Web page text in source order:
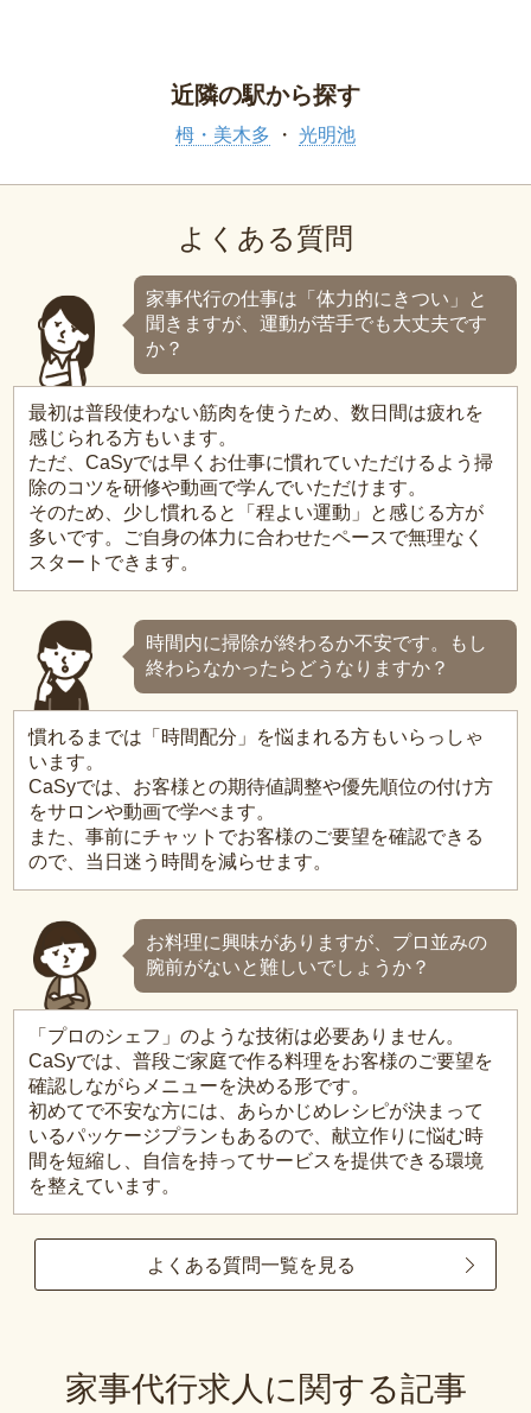
近隣の駅から探す
栂・美木多 光明池
よくある質問
家事代行の仕事は「体力的にきつい」と
聞きますが、運動が苦手でも大丈夫です
か？
最初は普段使わない筋肉を使うため、数日間は疲れを
感じられる方もいます。
ただ、CaSyでは早くお仕事に慣れていただけるよう掃
除のコツを研修や動画で学んでいただけます。
そのため、少し慣れると「程よい運動」と感じる方が
多いです。ご自身の体力に合わせたペースで無理なく
スタートできます。
時間内に掃除が終わるか不安です。もし
終わらなかったらどうなりますか？
慣れるまでは「時間配分」を悩まれる方もいらっしゃ
います。
CaSyでは、お客様との期待値調整や優先順位の付け方
をサロンや動画で学べます。
また、事前にチャットでお客様のご要望を確認できる
ので、当日迷う時間を減らせます。
お料理に興味がありますが、プロ並みの
腕前がないと難しいでしょうか？
「プロのシェフ」のような技術は必要ありません。
CaSyでは、普段ご家庭で作る料理をお客様のご要望を
確認しながらメニューを決める形です。
初めてで不安な方には、あらかじめレシピが決まって
いるパッケージプランもあるので、献立作りに悩む時
間を短縮し、自信を持ってサービスを提供できる環境
を整えています。
よくある質問一覧を見る
家事代行求人に関する記事